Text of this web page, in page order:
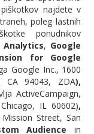
najdete v
poleg lastnih
ponudnikov
Analytics, Google
for Google
Google Inc., 1600
CA 94043, ZDA),
ActiveCampaign,
IL 60602),
Street, San
Audiencein